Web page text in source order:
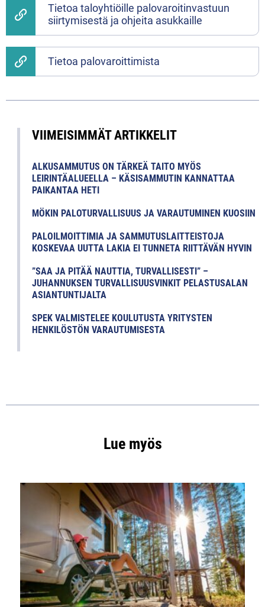
Tietoa taloyhtiöille palovaroitinvastuun
siirtymisestä ja ohjeita asukkaille
Tietoa palovaroittimista
VIIMEISIMMÄT ARTIKKELIT
ALKUSAMMUTUS ON TÄRKEÄ TAITO MYÖS
LEIRINTÄALUEELLA – KÄSISAMMUTIN KANNATTAA
PAIKANTAA HETI
MÖKIN PALOTURVALLISUUS JA VARAUTUMINEN KUOSIIN
PALOILMOITTIMIA JA SAMMUTUSLAITTEISTOJA
KOSKEVAA UUTTA LAKIA EI TUNNETA RIITTÄVÄN HYVIN
”SAA JA PITÄÄ NAUTTIA, TURVALLISESTI” –
JUHANNUKSEN TURVALLISUUSVINKIT PELASTUSALAN
ASIANTUNTIJALTA
SPEK VALMISTELEE KOULUTUSTA YRITYSTEN
HENKILÖSTÖN VARAUTUMISESTA
Lue myös